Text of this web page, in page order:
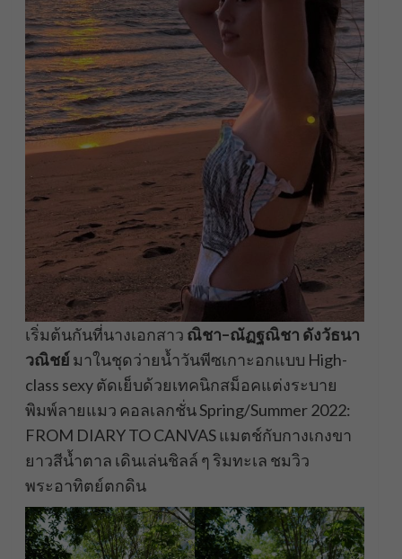
เริ่มต้นกันที่นางเอกสาว ณิชา–ณัฏฐณิชา ดังวัธนา
วณิชย์ มาในชุดว่ายน้ำวันพีซเกาะอกแบบ High-
class sexy ตัดเย็บด้วยเทคนิกสม็อคแต่งระบาย
พิมพ์ลายแมว คอลเลกชั่น Spring/Summer 2022:
FROM DIARY TO CANVAS แมตช์กับกางเกงขา
ยาวสีน้ำตาล เดินเล่นชิลล์ ๆ ริมทะเล ชมวิว
พระอาทิตย์ตกดิน